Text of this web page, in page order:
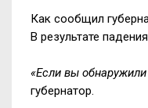
Как сообщил
В результате
«Если вы
губернатор.